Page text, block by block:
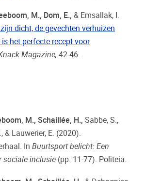
M., Dom, E., & Emsallak, I.
dicht, de gevechten verhuizen
het perfecte recept voor
Magazine,42-46.
M., Schaillée, H., Sabbe, S.,
& Lauwerier, E. (2020).
In Buurtsport belicht: Een
sociale inclusie (pp. 11-77). Politeia.